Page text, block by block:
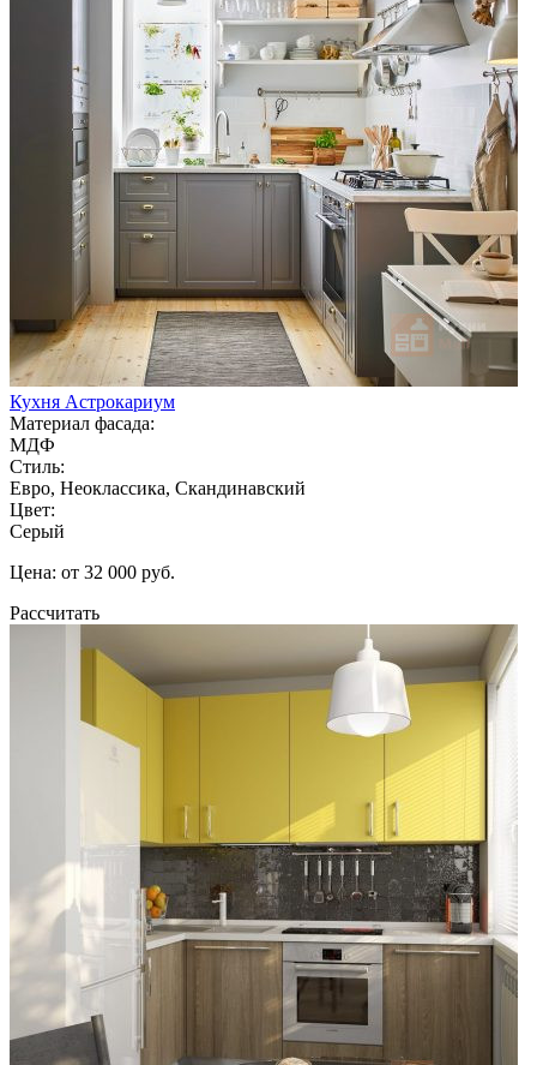
Кухня Астрокариум
Материал фасада:
МДФ
Стиль:
Евро, Неоклассика, Скандинавский
Цвет:
Серый
Цена: от 32 000 руб.
Рассчитать